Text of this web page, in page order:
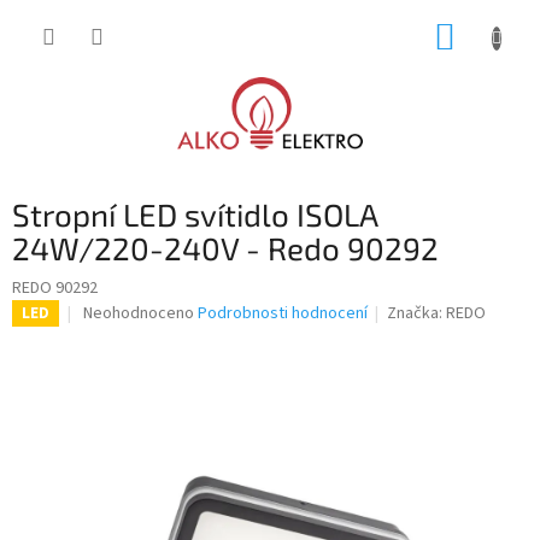
Stropní LED svítidlo ISOLA
24W/220-240V - Redo 90292
REDO 90292
LED
Průměrné
Neohodnoceno Podrobnosti hodnocení Značka:REDO